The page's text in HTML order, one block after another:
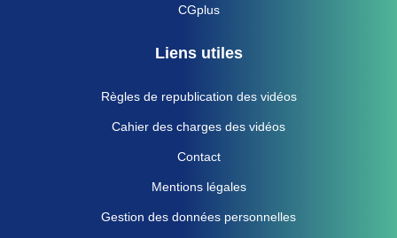
CGplus
Liens utiles
Règles de republication des vidéos
Cahier des charges des vidéos
Contact
Mentions légales
Gestion des données personnelles